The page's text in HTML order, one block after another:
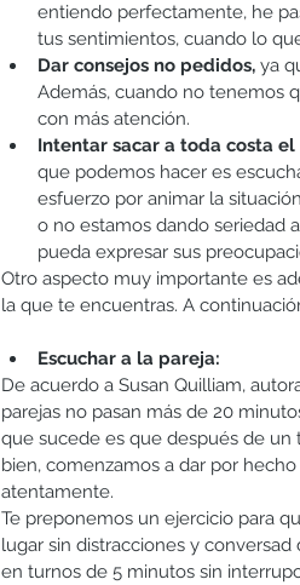
entiendo perfectamente, he
tus sentimientos, cuando lo
Dar consejos no pedidos, ya
Además, cuando no tenemos
con más atención.
Intentar sacar a toda costa
que podemos hacer es
esfuerzo por animar la
o no estamos dando seriedad
pueda expresar sus
Otro aspecto muy importante es
la que te encuentras. A
Escuchar a la pareja:
De acuerdo a Susan Quilliam,
parejas no pasan más de 20
que sucede es que después de
bien, comenzamos a dar por
atentamente.
Te preponemos un ejercicio para
lugar sin distracciones y
en turnos de 5 minutos sin